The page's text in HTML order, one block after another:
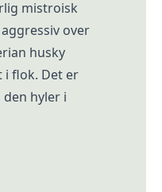
mistroisk
over
husky
flok. Det er
hyler i